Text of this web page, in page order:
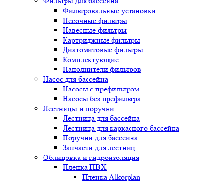
Фильтровальные установки
Песочные фильтры
Навесные фильтры
Картриджные фильтры
Диатомитовые фильтры
Комплектующие
Наполнители фильтров
Насос для бассейна
Насосы с префильтром
Насосы без префильтра
Лестницы и поручни
Лестница для бассейна
Лестница для каркасного бассейна
Поручни для бассейна
Запчасти для лестниц
Облицовка и гидроизоляция
Пленка ПВХ
Пленка Alkorplan